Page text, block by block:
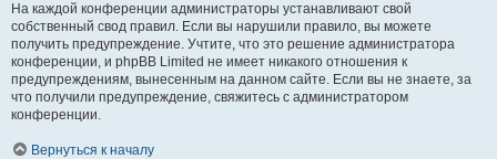
На каждой конференции администраторы устанавливают свой
собственный свод правил. Если вы нарушили правило, вы можете
получить предупреждение. Учтите, что это решение администратора
конференции, и phpBB Limited не имеет никакого отношения к
предупреждениям, вынесенным на данном сайте. Если вы не знаете, за
что получили предупреждение, свяжитесь с администратором
конференции.
Вернуться к началу